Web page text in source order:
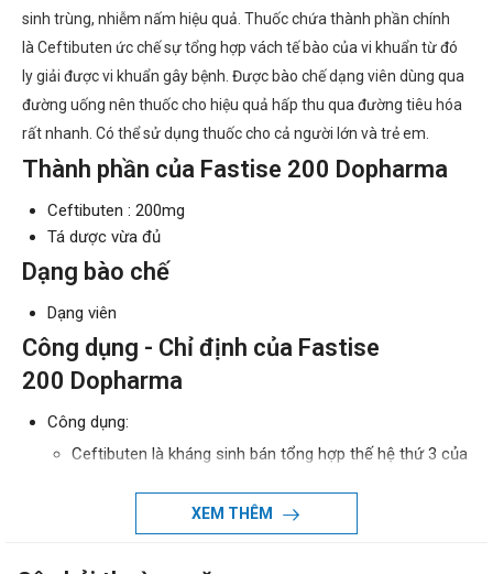
sinh trùng, nhiễm nấm hiệu quả. Thuốc chứa thành phần chính
là Ceftibuten ức chế sự tổng hợp vách tế bào của vi khuẩn từ đó
ly giải được vi khuẩn gây bệnh. Được bào chế dạng viên dùng qua
đường uống nên thuốc cho hiệu quả hấp thu qua đường tiêu hóa
rất nhanh. Có thể sử dụng thuốc cho cả người lớn và trẻ em.
Thành phần của Fastise 200 Dopharma
Ceftibuten : 200mg
Tá dược vừa đủ
Dạng bào chế
Dạng viên
Công dụng - Chỉ định của Fastise
200 Dopharma
Công dụng:
Ceftibuten là kháng sinh bán tổng hợp thế hệ thứ 3 của
diệt vi khuẩn gram âm tốt hơn so với các kháng sinh
thế hệ 1 và 2 nhưng tác dụng diệt vi khuẩn gram dương
XEM THÊM